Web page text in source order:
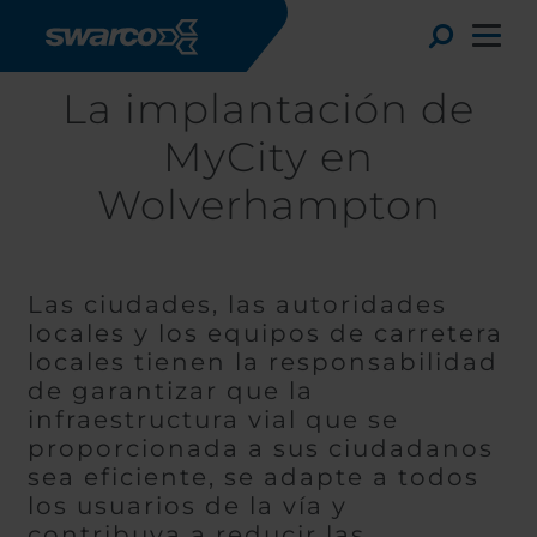
Toggle
Choose your country:
Africa
Albania
Austria
La implantación de
MyCity en
Wolverhampton
Las ciudades, las autoridades
locales y los equipos de carretera
locales tienen la responsabilidad
de garantizar que la
infraestructura vial que se
proporcionada a sus ciudadanos
sea eficiente, se adapte a todos
los usuarios de la vía y